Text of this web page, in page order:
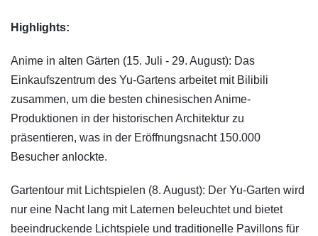
Highlights:
Anime in alten Gärten (15. Juli - 29. August): Das
Einkaufszentrum des Yu-Gartens arbeitet mit Bilibili
zusammen, um die besten chinesischen Anime-
Produktionen in der historischen Architektur zu
präsentieren, was in der Eröffnungsnacht 150.000
Besucher anlockte.
Gartentour mit Lichtspielen (8. August): Der Yu-Garten wird
nur eine Nacht lang mit Laternen beleuchtet und bietet
beeindruckende Lichtspiele und traditionelle Pavillons für